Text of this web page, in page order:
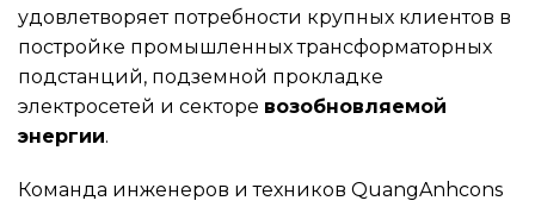
удовлетворяет потребности крупных клиентов в
постройке промышленных трансформаторных
подстанций, подземной прокладке
электросетей и секторе возобновляемой
энергии.
Команда инженеров и техников QuangAnhcons